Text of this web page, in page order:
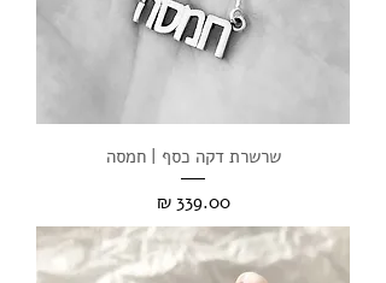
שרשרת דקה כסף | חמסה
מחיר‏339.00 ‏₪